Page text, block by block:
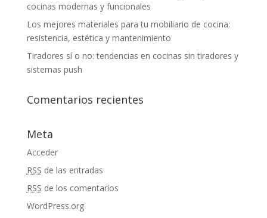
cocinas modernas y funcionales
Los mejores materiales para tu mobiliario de cocina:
resistencia, estética y mantenimiento
Tiradores sí o no: tendencias en cocinas sin tiradores y
sistemas push
Comentarios recientes
Meta
Acceder
RSS de las entradas
RSS de los comentarios
WordPress.org